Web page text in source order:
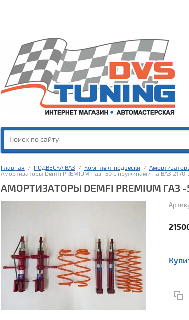
Главная
  /
ПОДВЕСКА ВАЗ
  /
Комплект подвески
  /
Амортизаторы Demfi PREMIUM газ -50 с пружинами на ВАЗ
АМОРТИЗАТОРЫ DEMFI PREMIUM